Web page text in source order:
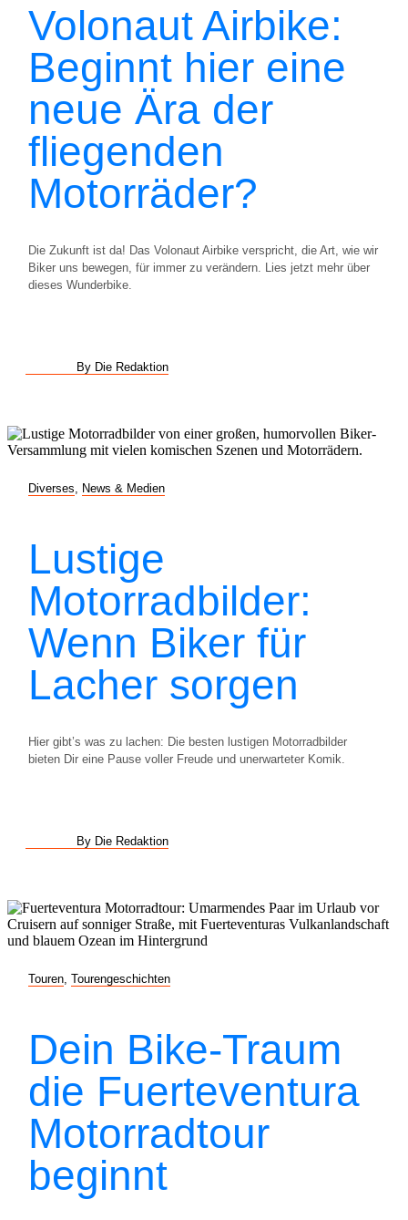
Volonaut Airbike:
Beginnt hier eine
neue Ära der
fliegenden
Motorräder?
Die Zukunft ist da! Das Volonaut Airbike verspricht, die Art, wie wir
Biker uns bewegen, für immer zu verändern. Lies jetzt mehr über
dieses Wunderbike.
By Die Redaktion
Diverses News & Medien
Lustige
Motorradbilder:
Wenn Biker für
Lacher sorgen
Hier gibt’s was zu lachen: Die besten lustigen Motorradbilder
bieten Dir eine Pause voller Freude und unerwarteter Komik.
By Die Redaktion
Touren Tourengeschichten
Dein Bike-Traum
die Fuerteventura
Motorradtour
beginnt